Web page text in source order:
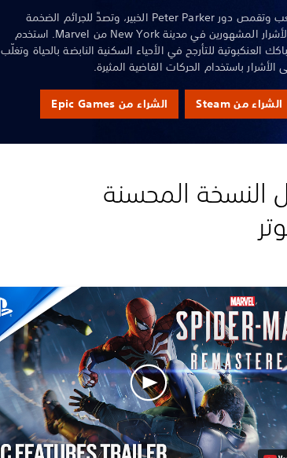
العب وتقمص دور Peter Parker الخبير، وتصدَّ للجرائم الضخمة
والأشرار المشهورين في مدينة New York من Marvel. استخدم
العنكبوتية للتأرجح في الأحياء السكنية النابضة بالحياة وتغلّب
الأشرار باستخدام الحركات القاضية المثيرة.
الشراء من Steam الشراء من Epic Games
النسخة المحسنة